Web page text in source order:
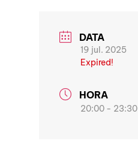
DATA
19 jul. 2025
Expired!
HORA
20:00 - 23:30